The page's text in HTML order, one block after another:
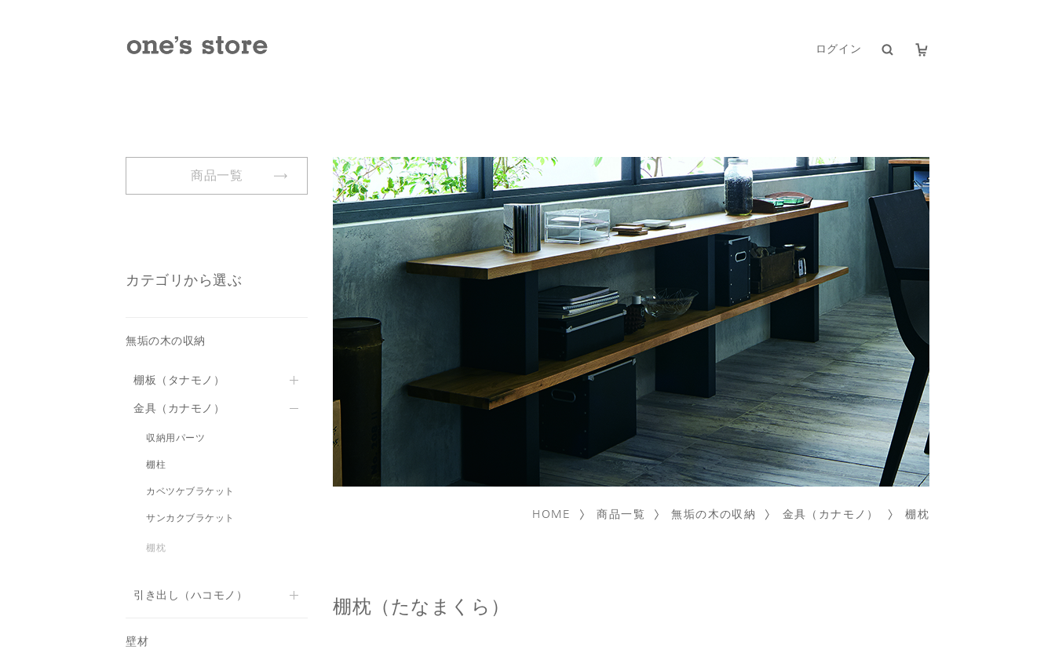
ログイン
ログイン
新規会員登録
パスワードをお忘れの方はこちら
HOME 商品一覧 無垢の木の収納 金具（カナモノ） 棚枕
棚枕（たなまくら）
商品一覧
カテゴリから選ぶ
無垢の木の収納
棚板（タナモノ）
棚板
ミミ付き棚板
厚棚板
金具（カナモノ）
収納用パーツ
棚柱
カベツケブラケット
サンカクブラケット
棚枕
引き出し（ハコモノ）
壁材